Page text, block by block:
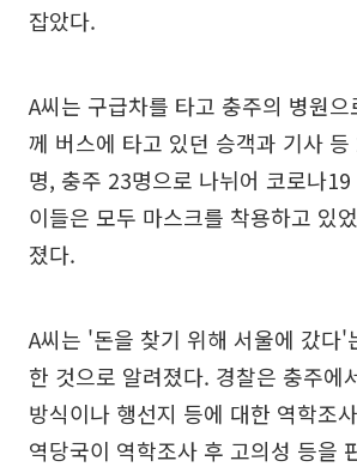
잡았다.
A씨는 구급차를 타고 충주의 병원
께 버스에 타고 있던 승객과 기사
명, 충주 23명으로 나뉘어 코로나
이들은 모두 마스크를 착용하고 있
졌다.
A씨는 '돈을 찾기 위해 서울에 갔다'
한 것으로 알려졌다. 경찰은 충주에
방식이나 행선지 등에 대한 역학조
역당국이 역학조사 후 고의성 등을